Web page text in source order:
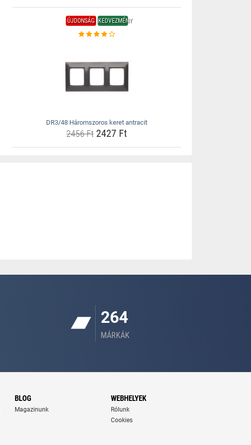
ÚJDONSÁG KEDVEZMÉNY
DR3/48 Háromszoros keret antracit
2456 Ft 2427 Ft
264
MÁRKÁK
BLOG
Magazinunk
WEBHELYEK
Rólunk
Cookies